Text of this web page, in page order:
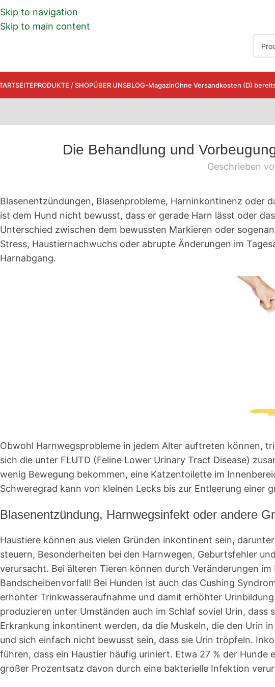
Skip to navigation
Skip to main content
PRODUKTE / SHOPÜBER UNSBLOG-MagazinOhne Versandkosten (D)
Die Behandlung und
Geschrieben
Blasenentzündungen, Blasenprobleme, Harninkontinenz oder
ist dem Hund nicht bewusst, dass er gerade Harn lässt oder
Unterschied zwischen dem bewussten Markieren oder
Stress, Haustiernachwuchs oder abrupte Änderungen im
Harnabgang.
Obwohl Harnwegsprobleme in jedem Alter auftreten können,
sich die unter FLUTD (Feline Lower Urinary Tract Disease)
wenig Bewegung bekommen, eine Katzentoilette im
Schweregrad kann von kleinen Lecks bis zur Entleerung einer
Blasenentzündung, Harnwegsinfekt oder andere
Haustiere können aus vielen Gründen inkontinent sein,
steuern, Besonderheiten bei den Harnwegen, Geburtsfehler
verursacht. Bei älteren Tieren können durch Veränderungen
Bandscheibenvorfall! Bei Hunden ist auch das Cushing
erhöhter Trinkwasseraufnahme und damit erhöhter
produzieren unter Umständen auch im Schlaf soviel Urin,
Erkrankung inkontinent werden, da die Muskeln, die den Urin
und sich einfach nicht bewusst sein, dass sie Urin tröpfeln.
führen, dass ein Haustier häufig uriniert. Etwa 27 % der
großer Prozentsatz davon durch eine bakterielle Infektion